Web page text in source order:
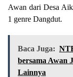
Awan dari Desa
1 genre Dangdut.
Baca Juga:
bersama Awan
Lainnya